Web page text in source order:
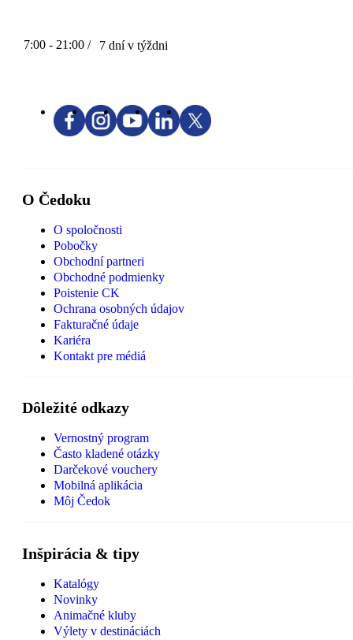
7:00 - 21:00 / 7 dní v týždni
O Čedoku
O spoločnosti
Pobočky
Obchodní partneri
Obchodné podmienky
Poistenie CK
Ochrana osobných údajov
Fakturačné údaje
Kariéra
Kontakt pre médiá
Dôležité odkazy
Vernostný program
Často kladené otázky
Darčekové vouchery
Mobilná aplikácia
Môj Čedok
Inšpirácia & tipy
Katalógy
Novinky
Animačné kluby
Výlety v destináciách